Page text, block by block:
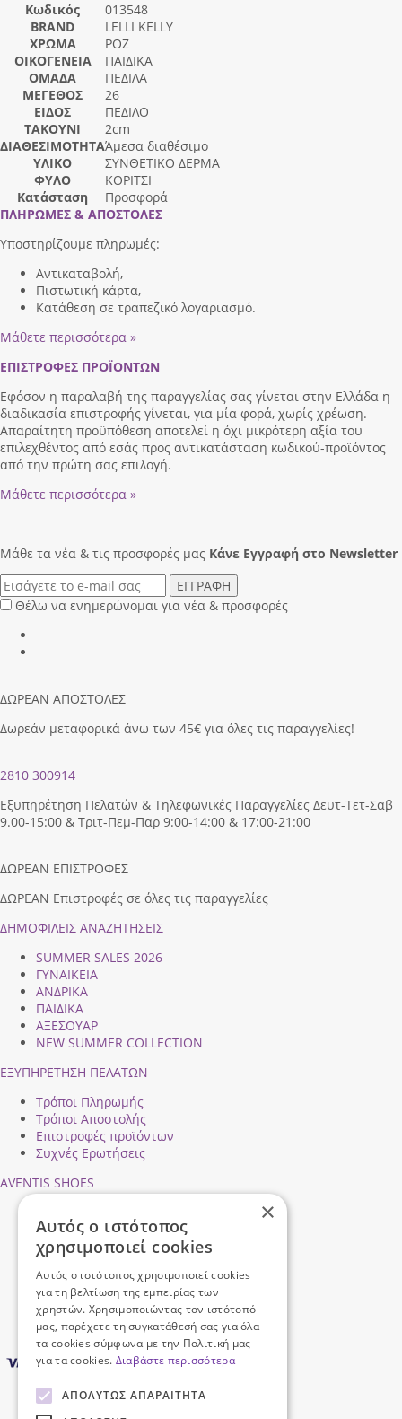
Κωδικός
013548
BRAND
LELLI KELLY
ΧΡΩΜΑ
ΡΟΖ
ΟΙΚΟΓΕΝΕΙΑ
ΠΑΙΔΙΚΑ
ΟΜΑΔΑ
ΠΕΔΙΛΑ
ΜΕΓΕΘΟΣ
26
ΕΙΔΟΣ
ΠΕΔΙΛΟ
ΤΑΚΟΥΝΙ
2cm
ΔΙΑΘΕΣΙΜΟΤΗΤΑΆμεσα διαθέσιμο
ΥΛΙΚΟ
ΣΥΝΘΕΤΙΚΟ ΔΕΡΜΑ
ΦΥΛΟ
ΚΟΡΙΤΣΙ
Κατάσταση
Προσφορά
ΠΛΗΡΩΜΕΣ & ΑΠΟΣΤΟΛΕΣ
Υποστηρίζουμε πληρωμές:
Αντικαταβολή,
Πιστωτική κάρτα,
Κατάθεση σε τραπεζικό λογαριασμό.
Μάθετε περισσότερα »
ΕΠΙΣΤΡΟΦΕΣ ΠΡΟΪΟΝΤΩΝ
Εφόσον η παραλαβή της παραγγελίας σας γίνεται στην Ελλάδα η
διαδικασία επιστροφής γίνεται, για μία φορά, χωρίς χρέωση.
Απαραίτητη προϋπόθεση αποτελεί η όχι μικρότερη αξία του
επιλεχθέντος από εσάς προς αντικατάσταση κωδικού-προϊόντος
από την πρώτη σας επιλογή.
Μάθετε περισσότερα »
Μάθε τα νέα & τις προσφορές μας Κάνε Eγγραφή στο Newsletter
ΕΓΓΡΑΦΗ
Θέλω να ενημερώνομαι για νέα & προσφορές
ΔΩΡΕΑΝ ΑΠΟΣΤΟΛΕΣ
Δωρεάν μεταφορικά άνω των 45€ για όλες τις παραγγελίες!
2810 300914
Εξυπηρέτηση Πελατών & Τηλεφωνικές Παραγγελίες Δευτ-Τετ-Σαβ
9.00-15:00 & Τριτ-Πεμ-Παρ 9:00-14:00 & 17:00-21:00
ΔΩΡΕΑΝ ΕΠΙΣΤΡΟΦΕΣ
ΔΩΡΕΑΝ Επιστροφές σε όλες τις παραγγελίες
ΔΗΜΟΦΙΛEIΣ ΑΝΑΖΗΤΗΣΕΙΣ
SUMMER SALES 2026
ΓΥΝΑΙΚΕΙΑ
ΑΝΔΡΙΚΑ
ΠΑΙΔΙΚΑ
ΑΞΕΣΟΥΑΡ
NEW SUMMER COLLECTION
ΕΞΥΠΗΡΕΤΗΣΗ ΠΕΛΑΤΩΝ
Τρόποι Πληρωμής
Τρόποι Αποστολής
Επιστροφές προϊόντων
Συχνές Ερωτήσεις
AVENTIS SHOES
Ασφάλεια Συναλλαγών
Προσωπικά Δεδομένα
Όροι Χρήσης
×
Αυτός ο ιστότοπος
χρησιμοποιεί cookies
Αυτός ο ιστότοπος χρησιμοποιεί cookies
για τη βελτίωση της εμπειρίας των
χρηστών. Χρησιμοποιώντας τον ιστότοπό
μας, παρέχετε τη συγκατάθεσή σας για όλα
τα cookies σύμφωνα με την Πολιτική μας
για τα cookies. Διαβάστε περισσότερα
ΑΠΟΛΎΤΩΣ ΑΠΑΡΑΊΤΗΤΑ